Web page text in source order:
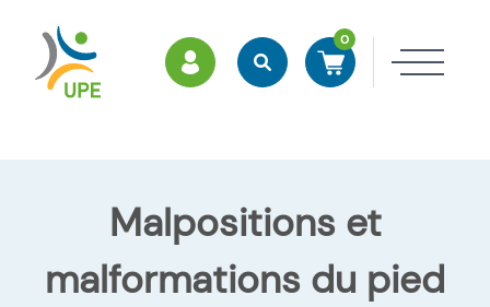
ESPACE MEMBRES
RechercherAccéder à mon panier
0
Malpositions et
malformations du pied